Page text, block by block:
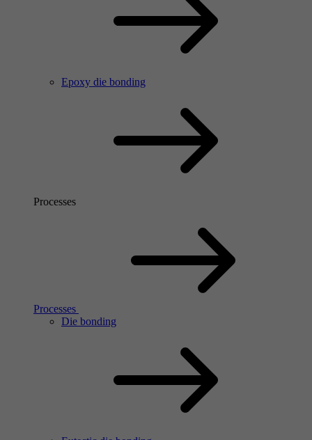
Epoxy die bonding
Processes
Processes
Die bonding